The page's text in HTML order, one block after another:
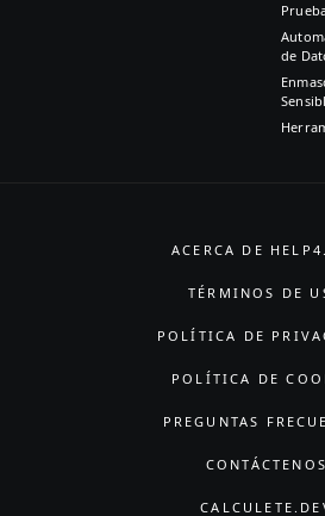
de
ACERCA DE
TÉRMINOS DE
POLÍTICA DE
POLÍTICA DE
PREGUNTAS
CONTÁCTENOS